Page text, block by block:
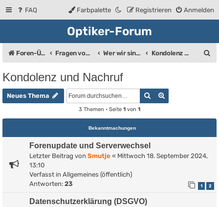
FAQ Anmelden
Registrieren
Farbpalette
Optiker-Forum
Foren-Übersicht Fragen vom Brillenträger an den Augenoptiker Wer wir sind ... Kondolenz und Nachruf
Kondolenz und Nachruf
Neues Thema Suche
3 Themen • Seite 1 von 1
Bekanntmachungen
Forenupdate und Serverwechsel
Letzter Beitrag von Smutje « Mittwoch 18. September 2024,
13:10
Verfasst in Allgemeines (öffentlich)
Antworten: 23 1 2
Datenschutzerklärung (DSGVO)